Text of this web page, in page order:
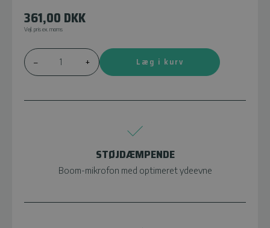
361,00 DKK
Vejl. pris ex. moms
– + Læg i kurv
STØJDÆMPENDE
Boom-mikrofon med optimeret ydeevne